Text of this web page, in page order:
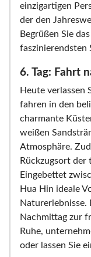
einzigartigen
der den
Begrüßen Sie
faszinierendsten
6. Tag: Fahrt
Heute verlassen
fahren in den
charmante
weißen
Atmosphäre.
Rückzugsort der
Eingebettet
Hua Hin ideale
Nachmittag zur
Ruhe,
oder lassen Sie